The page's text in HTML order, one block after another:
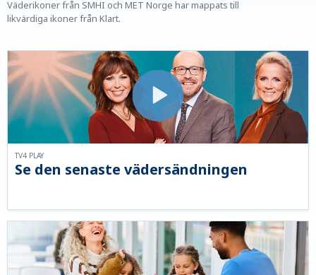
Väderikoner från SMHI och MET Norge har mappats till
likvärdiga ikoner från Klart.
Se den senaste vädersändningen
TV4 PLAY